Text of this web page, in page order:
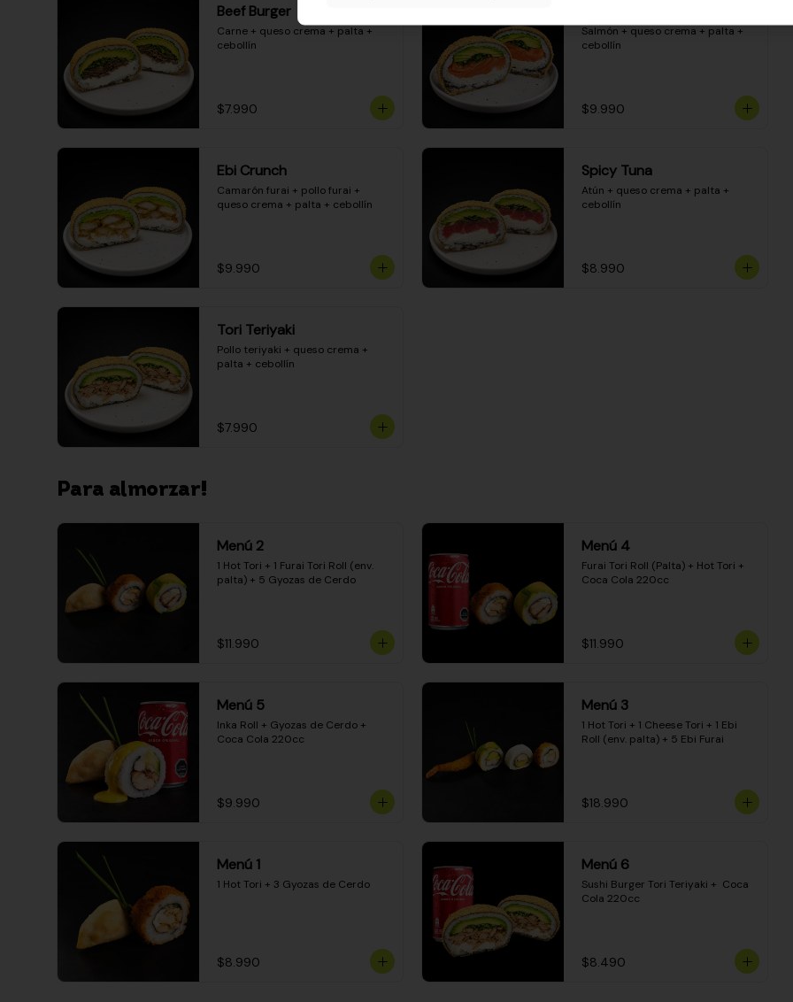
Beef Burger
Carne + queso crema + palta +
cebollín
$7.990
Salmón + queso crema + palta +
cebollín
$9.990
Ebi Crunch
Camarón furai + pollo furai +
queso crema + palta + cebollín
$9.990
Spicy Tuna
Atún + queso crema + palta +
cebollín
$8.990
Tori Teriyaki
Pollo teriyaki + queso crema +
palta + cebollín
$7.990
Para almorzar!
Menú 2
1 Hot Tori + 1 Furai Tori Roll (env.
palta) + 5 Gyozas de Cerdo
$11.990
Menú 4
Furai Tori Roll (Palta) + Hot Tori +
Coca Cola 220cc
$11.990
Menú 5
Inka Roll + Gyozas de Cerdo +
Coca Cola 220cc
$9.990
Menú 3
1 Hot Tori + 1 Cheese Tori + 1 Ebi
Roll (env. palta) + 5 Ebi Furai
$18.990
Menú 1
1 Hot Tori + 3 Gyozas de Cerdo
$8.990
Menú 6
Sushi Burger Tori Teriyaki +  Coca
Cola 220cc
$8.490